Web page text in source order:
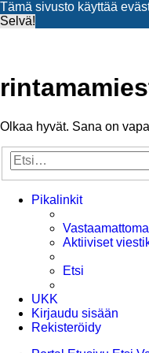
Tämä sivusto käyttää
Selvä!
Olkaa hyvät. Sana on
Pikalinkit
Aktiiviset
Etsi
UKK
Kirjaudu sisään
Rekisteröidy